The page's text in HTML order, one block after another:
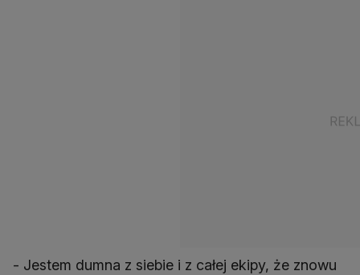
- Jestem dumna z siebie i z całej ekipy, że znowu